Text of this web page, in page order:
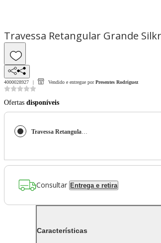
Travessa Retangular Grande
4000028927 Vendido e entregue por Presentes Rodriguez
Ofertas disponíveis
Travessa Retangular Grande Silkroad White 41 cm Vista Alegre Atlantis
Consultar Entrega e retira
Características